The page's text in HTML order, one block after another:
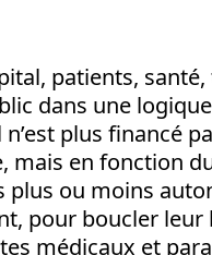
patients,
dans une
n’est plus
mais en fonction
plus ou moins
pour boucler leur
médicaux et